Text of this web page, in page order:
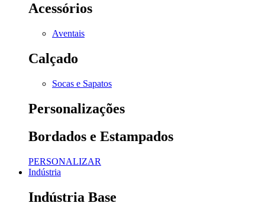
Acessórios
Aventais
Calçado
Socas e Sapatos
Personalizações
Bordados e Estampados
PERSONALIZAR
Indústria
Indústria Base